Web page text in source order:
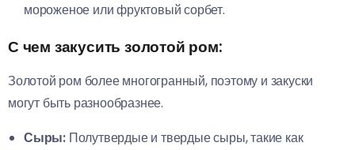
мороженое или фруктовый сорбет.
С чем закусить золотой ром:
Золотой ром более многогранный, поэтому и закуски
могут быть разнообразнее.
Сыры: Полутвердые и твердые сыры, такие как